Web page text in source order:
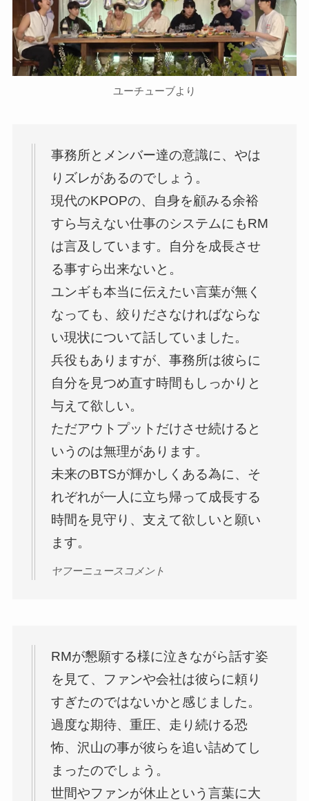
ユーチューブより
事務所とメンバー達の意識に、やは
りズレがあるのでしょう。
現代のKPOPの、自身を顧みる余裕
すら与えない仕事のシステムにもRM
は言及しています。自分を成長させ
る事すら出来ないと。
ユンギも本当に伝えたい言葉が無く
なっても、絞りださなければならな
い現状について話していました。
兵役もありますが、事務所は彼らに
自分を見つめ直す時間もしっかりと
与えて欲しい。
ただアウトプットだけさせ続けると
いうのは無理があります。
未来のBTSが輝かしくある為に、そ
れぞれが一人に立ち帰って成長する
時間を見守り、支えて欲しいと願い
ます。
ヤフーニュースコメント
RMが懇願する様に泣きながら話す姿
を見て、ファンや会社は彼らに頼り
すぎたのではないかと感じました。
過度な期待、重圧、走り続ける恐
怖、沢山の事が彼らを追い詰めてし
まったのでしょう。
世間やファンが休止という言葉に大